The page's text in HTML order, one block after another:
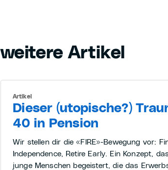
weitere Artikel
Dieser (utopische?)
40 in Pension
Artikel
Wir stellen dir die «FIRE»-Bewegung vor:
Independence, Retire Early. Ein Konzept,
junge Menschen begeistert, die das